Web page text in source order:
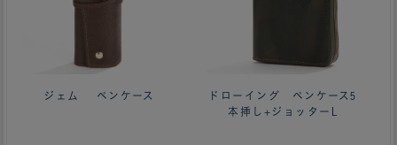
ジェム ペンケース
ドローイング ペンケース5
本挿し+ジョッターL